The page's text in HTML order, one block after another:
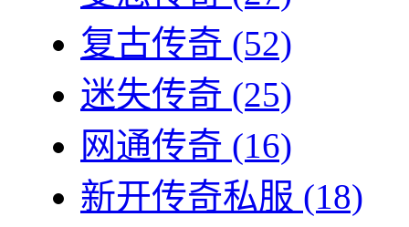
复古传奇 (52)
迷失传奇 (25)
网通传奇 (16)
新开传奇私服 (18)